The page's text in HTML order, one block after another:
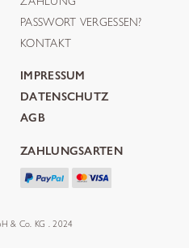
PASSWORT VERGESSEN?
KONTAKT
IMPRESSUM
DATENSCHUTZ
AGB
ZAHLUNGSARTEN
& Co. KG . 2024